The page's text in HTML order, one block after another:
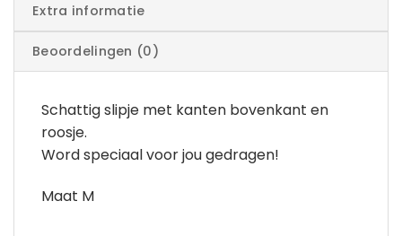
Extra informatie
Beoordelingen (0)
Schattig slipje met kanten bovenkant en
roosje.
Word speciaal voor jou gedragen!
Maat M